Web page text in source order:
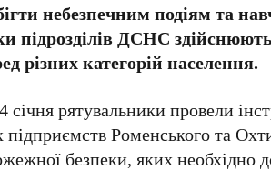
небезпечним подіям та
підрозділів ДСНС
різних категорій населення.
січня рятувальники провели
підприємств Роменського та
безпеки, яких необхідно